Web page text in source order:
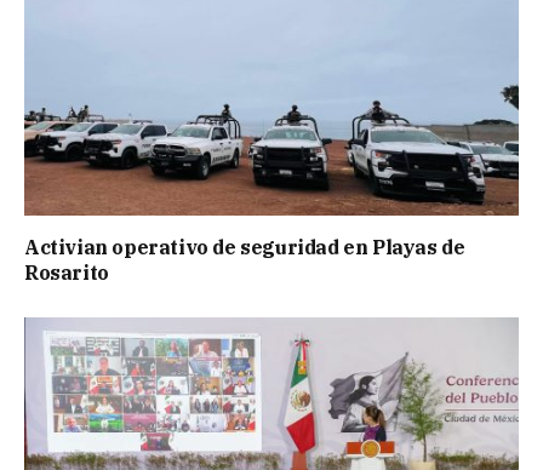
Activian operativo de seguridad en Playas de
Rosarito